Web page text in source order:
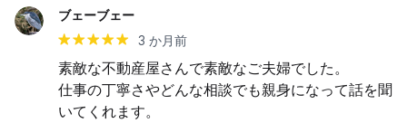
ブェーブェー
3 か月前
素敵な不動産屋さんで素敵なご夫婦でした。
仕事の丁寧さやどんな相談でも親身になって話を聞
いてくれます。